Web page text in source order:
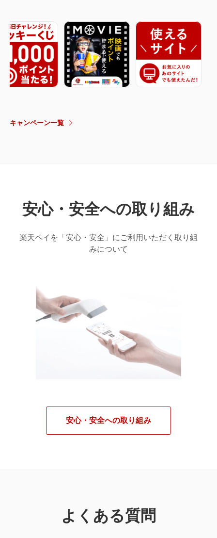
キャンペーン一覧
安心・安全への取り組み
楽天ペイを「安心・安全」にご利用いただく取り組
みについて
安心・安全への取り組み
よくある質問